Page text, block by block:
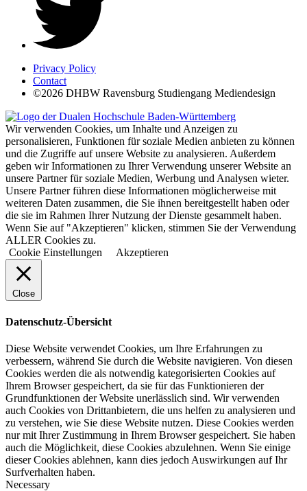
Privacy Policy
Contact
©2026 DHBW Ravensburg Studiengang Mediendesign
Wir verwenden Cookies, um Inhalte und Anzeigen zu
personalisieren, Funktionen für soziale Medien anbieten zu können
und die Zugriffe auf unsere Website zu analysieren. Außerdem
geben wir Informationen zu Ihrer Verwendung unserer Website an
unsere Partner für soziale Medien, Werbung und Analysen wieter.
Unsere Partner führen diese Informationen möglicherweise mit
weiteren Daten zusammen, die Sie ihnen bereitgestellt haben oder
die sie im Rahmen Ihrer Nutzung der Dienste gesammelt haben.
Wenn Sie auf "Akzeptieren" klicken, stimmen Sie der Verwendung
ALLER Cookies zu.
Cookie Einstellungen
Akzeptieren
Close
Datenschutz-Übersicht
Diese Website verwendet Cookies, um Ihre Erfahrungen zu
verbessern, während Sie durch die Website navigieren. Von diesen
Cookies werden die als notwendig kategorisierten Cookies auf
Ihrem Browser gespeichert, da sie für das Funktionieren der
Grundfunktionen der Website unerlässlich sind. Wir verwenden
auch Cookies von Drittanbietern, die uns helfen zu analysieren und
zu verstehen, wie Sie diese Website nutzen. Diese Cookies werden
nur mit Ihrer Zustimmung in Ihrem Browser gespeichert. Sie haben
auch die Möglichkeit, diese Cookies abzulehnen. Wenn Sie einige
dieser Cookies ablehnen, kann dies jedoch Auswirkungen auf Ihr
Surfverhalten haben.
Necessary